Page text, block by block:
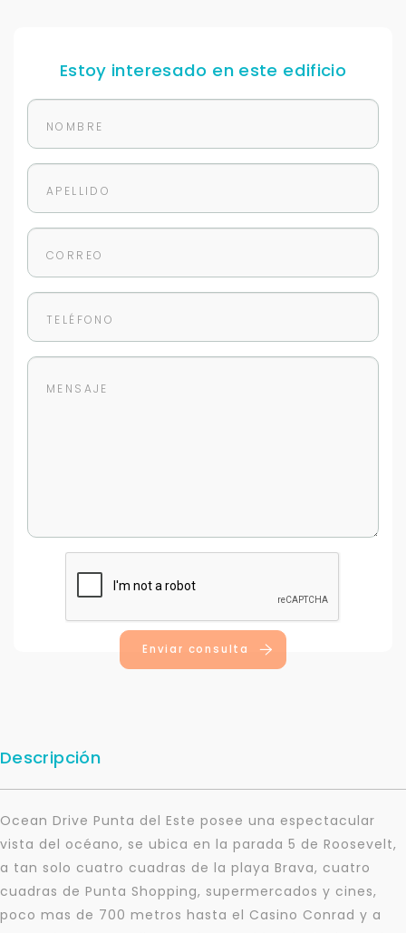
Estoy interesado en este edificio
Enviar consulta
Descripción
Ocean Drive Punta del Este posee una espectacular
vista del océano, se ubica en la parada 5 de Roosevelt,
a tan solo cuatro cuadras de la playa Brava, cuatro
cuadras de Punta Shopping, supermercados y cines,
poco mas de 700 metros hasta el Casino Conrad y a